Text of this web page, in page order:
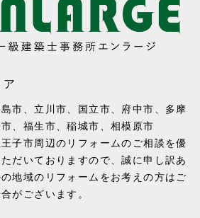
ア
市 立川市 国立市 府中市
多摩
福生市 、稲城市 、相模原市
子市周辺のリフォームのご相談を優
だいておりますので、誠に申し訳あ
地域のリフォームをお考えの方はご
がございます。